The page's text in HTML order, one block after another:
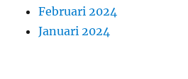
Februari 2024
Januari 2024